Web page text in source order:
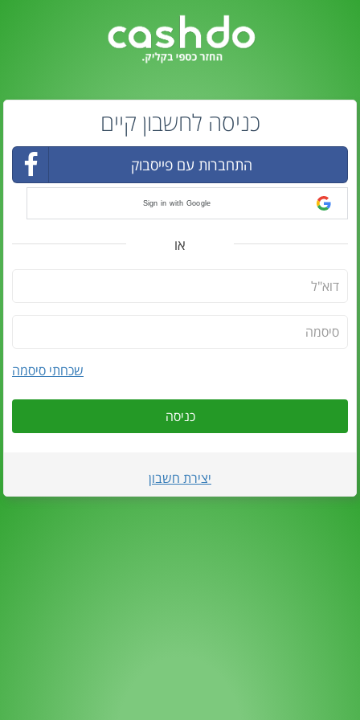
כניסה לחשבון קיים
התחברות עם פייסבוק
Sign in with Google
או
שכחתי סיסמה
כניסה
יצירת חשבון